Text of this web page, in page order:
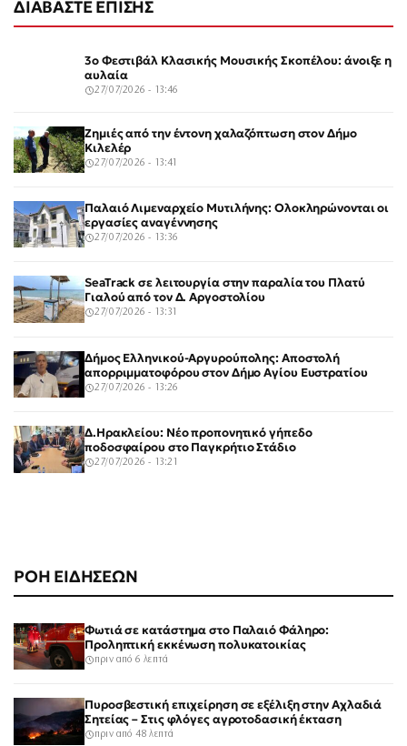
ΡΟΗ ΕΙΔΗΣΕΩΝ
Φωτιά σε κατάστημα στο Παλαιό Φάληρο:
Προληπτική εκκένωση πολυκατοικίας
πριν από 6 λεπτά
Πυροσβεστική επιχείρηση σε εξέλιξη στην Αχλαδιά
Σητείας – Στις φλόγες αγροτοδασική έκταση
πριν από 48 λεπτά
ΔΙΑΒΑΣΤΕ ΕΠΙΣΗΣ
3ο Φεστιβάλ Κλασικής Μουσικής Σκοπέλου: άνοιξε η
αυλαία
27/07/2026 - 13:46
Ζημιές από την έντονη χαλαζόπτωση στον Δήμο
Κιλελέρ
27/07/2026 - 13:41
Παλαιό Λιμεναρχείο Μυτιλήνης: Ολοκληρώνονται οι
εργασίες αναγέννησης
27/07/2026 - 13:36
SeaTrack σε λειτουργία στην παραλία του Πλατύ
Γιαλού από τον Δ. Αργοστολίου
27/07/2026 - 13:31
Δήμος Ελληνικού-Αργυρούπολης: Αποστολή
απορριμματοφόρου στον Δήμο Αγίου Ευστρατίου
27/07/2026 - 13:26
Δ.Ηρακλείου: Νέο προπονητικό γήπεδο
ποδοσφαίρου στο Παγκρήτιο Στάδιο
27/07/2026 - 13:21